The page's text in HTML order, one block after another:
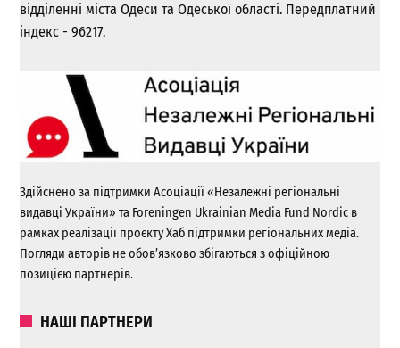
відділенні міста Одеси та Одеської області. Передплатний
індекс - 96217.
Здійснено за підтримки Асоціації «Незалежні регіональні
видавці України» та Foreningen Ukrainian Media Fund Nordic в
рамках реалізації проєкту Хаб підтримки регіональних медіа.
Погляди авторів не обов’язково збігаються з офіційною
позицією партнерів.
НАШІ ПАРТНЕРИ